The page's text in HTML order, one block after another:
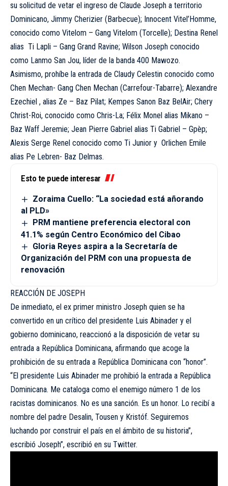
su solicitud de vetar el ingreso de Claude Joseph a territorio
Dominicano, Jimmy Cherizier (Barbecue); Innocent Vitel’Homme,
conocido como Vitelom – Gang Vitelom (Torcelle); Destina Renel
alias Ti Lapli – Gang Grand Ravine; Wilson Joseph conocido
como Lanmo San Jou, líder de la banda 400 Mawozo.
Asimismo, prohíbe la entrada de Claudy Celestin conocido como
Chen Mechan- Gang Chen Mechan (Carrefour-Tabarre); Alexandre
Ezechiel , alias Ze – Baz Pilat; Kempes Sanon Baz BelAir; Chery
Christ-Roi, conocido como Chris-La; Félix Monel alias Mikano –
Baz Waff Jeremie; Jean Pierre Gabriel alias Ti Gabriel – Gpèp;
Alexis Serge Renel conocido como Ti Junior y Orlichen Emile
alias Pe Lebren- Baz Delmas.
Esto te puede interesar
Zoraima Cuello: “La sociedad está añorando
al PLD»
PRM mantiene preferencia electoral con
41.1% según Centro Económico del Cibao
Gloria Reyes aspira a la Secretaría de
Organización del PRM con una propuesta de
renovación
REACCIÓN DE JOSEPH
De inmediato, el ex primer ministro Joseph quien se ha
convertido en un crítico del presidente Luis Abinader y el
gobierno dominicano, reaccionó a la disposición de vetar su
entrada a República Dominicana, afirmando que acoge la
prohibición de su entrada a República Dominicana con “honor”.
“El presidente Luis Abinader me prohibió la entrada a República
Dominicana. Me cataloga como el enemigo número 1 de los
racistas dominicanos. No es una sanción. Es un honor. Lo recibí a
nombre del padre Desalin, Tousen y Kristóf. Seguiremos
luchando por construir el país en el ámbito de su historia”,
escribió Joseph”, escribió en su Twitter.